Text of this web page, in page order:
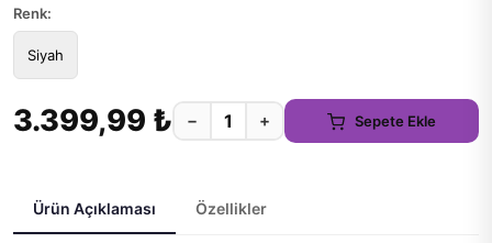
Renk:
Siyah
3.399,99 ₺ − + Sepete Ekle
Ürün Açıklaması Özellikler